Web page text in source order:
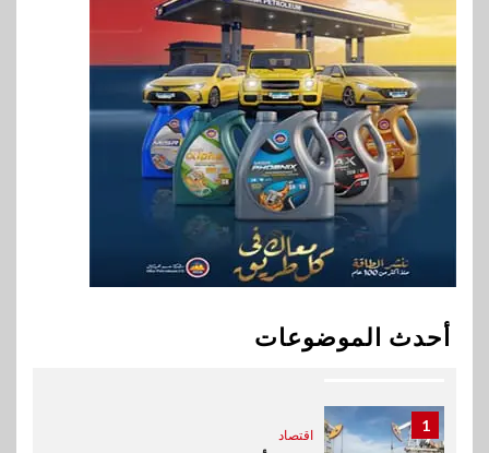
أحدث الموضوعات
هواوي: هاتف nova 15
Max بطارية ضخمة وتصميم متين
جهازًا مثاليًا للشباب
9 اقتصاد
إي اف چي فاينانس تستعرض
خطط نمو «بلد» لتعزيز حضورها
في سوق تحويلات المصريين
بالخارج
بيان توضيحي صادر عن شركة
ناتجاس
1
اقتصاد